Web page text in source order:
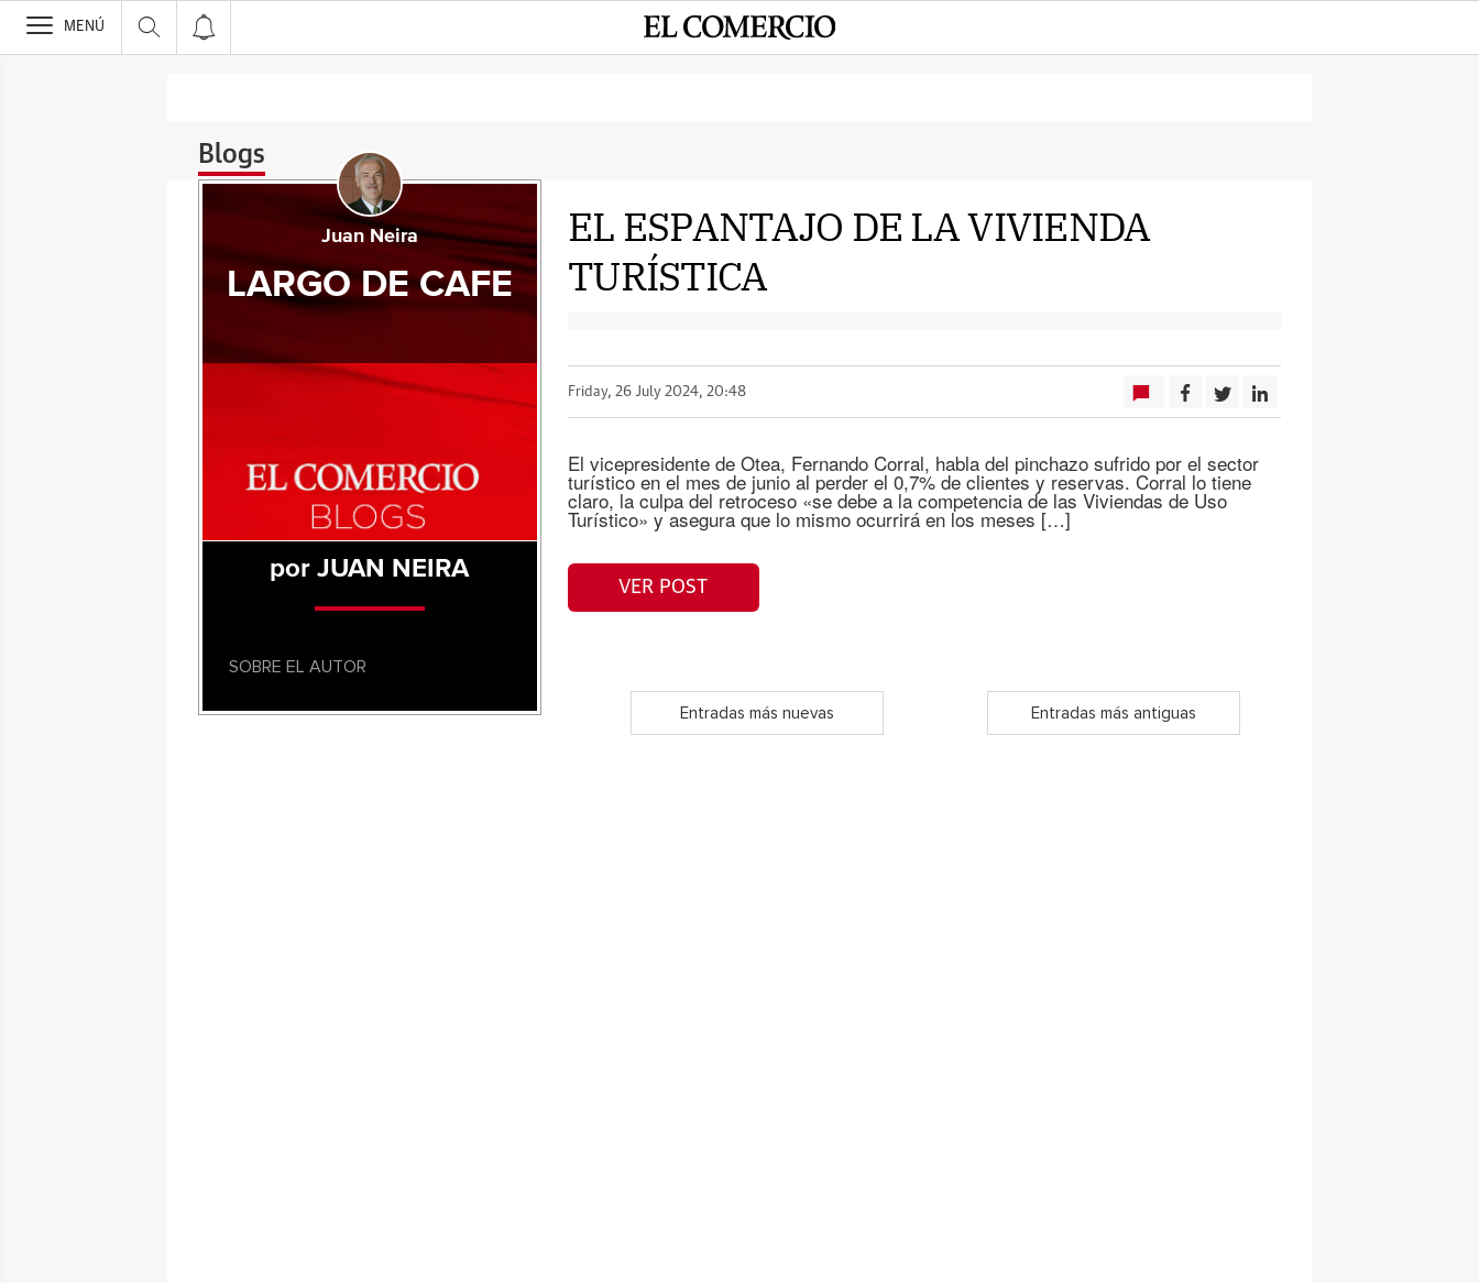
>
MENÚ
Blogs
EL ESPANTAJO DE LA VIVIENDA
TURÍSTICA
Friday, 26 July 2024, 20:48
El vicepresidente de Otea, Fernando Corral, habla del pinchazo sufrido por el sector
turístico en el mes de junio al perder el 0,7% de clientes y reservas. Corral lo tiene
claro, la culpa del retroceso «se debe a la competencia de las Viviendas de Uso
Turístico» y asegura que lo mismo ocurrirá en los meses […]
VER POST
Entradas más nuevas Entradas más antiguas
Juan Neira
LARGO DE CAFE
por JUAN NEIRA
SOBRE EL AUTOR